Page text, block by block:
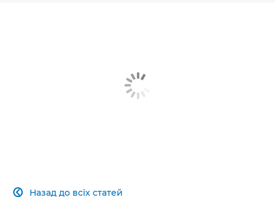
Назад до всіх статей
